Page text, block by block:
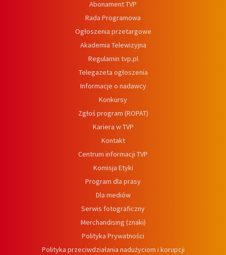
Abonament TVP
Rada Programowa
Ogłoszenia przetargowe
Akademia Telewizyjna
Regulamin tvp.pl
Telegazeta ogłoszenia
Informacje o nadawcy
Konkursy
Zgłoś program (ROPAT)
Kariera w TVP
Kontakt
Centrum informacji TVP
Komisja Etyki
Program dla prasy
Dla mediów
Serwis fotograficzny
Merchandising (znaki)
Polityka Prywatności
Polityka przeciwdziałania nadużyciom i korupcji